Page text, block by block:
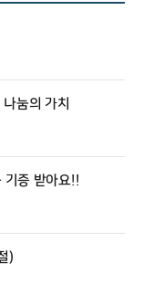
눔의 가치
기증 받아요!!
)